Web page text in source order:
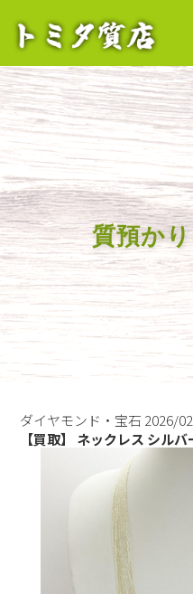
質預か
ダイヤモンド・宝石 2026/
【買取】 ネックレス シル